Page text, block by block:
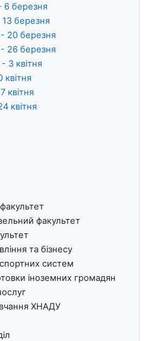
6 березня
березня
20 березня
26 березня
3 квітня
квітня
квітня
квітня
факультет
та бізнесу
систем
іноземних громадян
ХНАДУ